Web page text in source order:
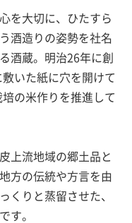
を大切に、ひたすら
酒造りの姿勢を社名
酒蔵。明治26年に創
いた紙に穴を開けて
の米作りを推進して
上流地域の郷土品と
方の伝統や方言を由
くりと蒸留させた、
す。